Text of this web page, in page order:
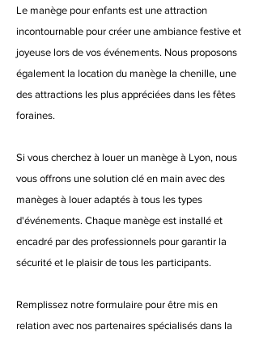
Le manège pour enfants est une attraction
incontournable pour créer une ambiance festive et
joyeuse lors de vos événements. Nous proposons
également la location du manège la chenille, une
des attractions les plus appréciées dans les fêtes
foraines.
Si vous cherchez à louer un manège à Lyon, nous
vous offrons une solution clé en main avec des
manèges à louer adaptés à tous les types
d'événements. Chaque manège est installé et
encadré par des professionnels pour garantir la
sécurité et le plaisir de tous les participants.
Remplissez notre formulaire pour être mis en
relation avec nos partenaires spécialisés dans la